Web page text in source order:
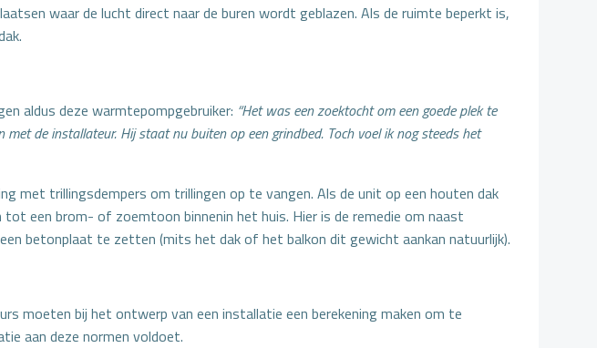
waar de lucht direct naar de buren wordt geblazen. Als de ruimte beperkt is,
aldus deze warmtepompgebruiker: “Het was een zoektocht om een goede plek te
de installateur. Hij staat nu buiten op een grindbed. Toch voel ik nog steeds het
met trillingsdempers om trillingen op te vangen. Als de unit op een houten dak
een brom- of zoemtoon binnenin het huis. Hier is de remedie om naast
betonplaat te zetten (mits het dak of het balkon dit gewicht aankan natuurlijk).
moeten bij het ontwerp van een installatie een berekening maken om te
aan deze normen voldoet.